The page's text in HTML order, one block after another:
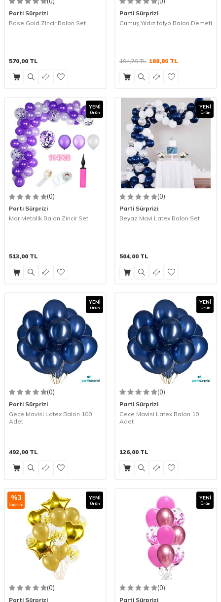
Parti Sürprizi
Rose Gold Zincir Balon Set
570,00 TL
Parti Sürprizi
Gümüş Yıldız folyo Balon Demeti
194,70TL 188,86TL
YENI
Ürün
(0)
Parti Sürprizi
Mor Metalik Balon Zincir Set
513,00 TL
YENI
Ürün
(0)
Parti Sürprizi
Beyaz Mavi Latex Balon Set
504,00 TL
YENI
Ürün
(0)
Parti Sürprizi
Gece Mavisi Latex Balon 100
Adet
492,00 TL
YENI
Ürün
(0)
Parti Sürprizi
Gece Mavisi Latex Balon 10
Adet
126,00 TL
%3
İndirim
YENI
Ürün
(0)
Parti Sürprizi
YENI
Ürün
(0)
Parti Sürprizi